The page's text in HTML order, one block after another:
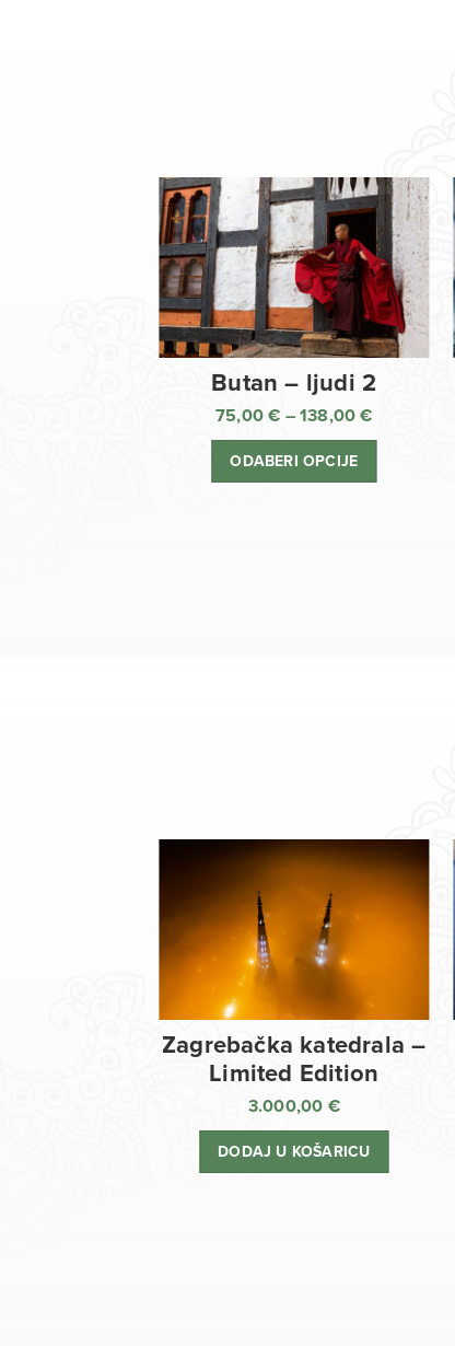
Butan – ljudi 2
75,00€ – 138,00€
ODABERI OPCIJE
Zagrebačka katedrala –
Limited Edition
3.000,00 €
DODAJ U KOŠARICU